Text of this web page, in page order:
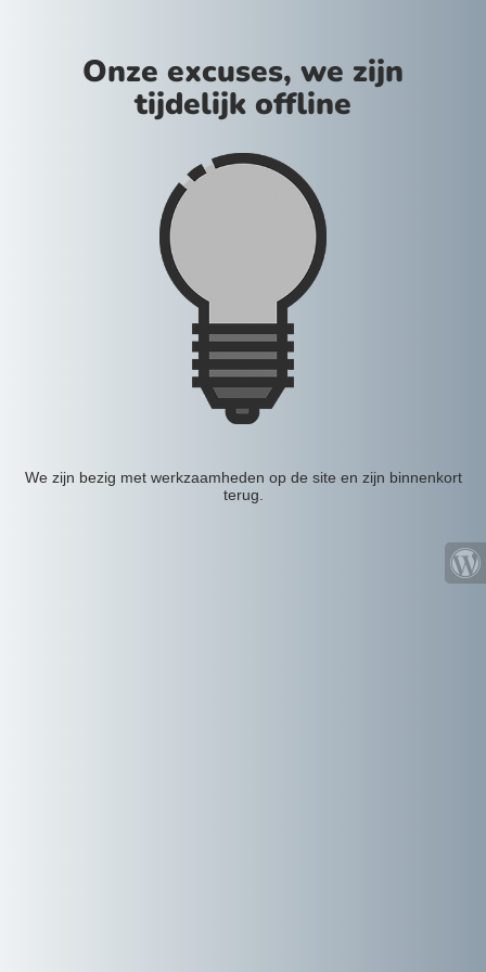
Onze excuses, we zijn
tijdelijk offline
We zijn bezig met werkzaamheden op de site en zijn binnenkort
terug.